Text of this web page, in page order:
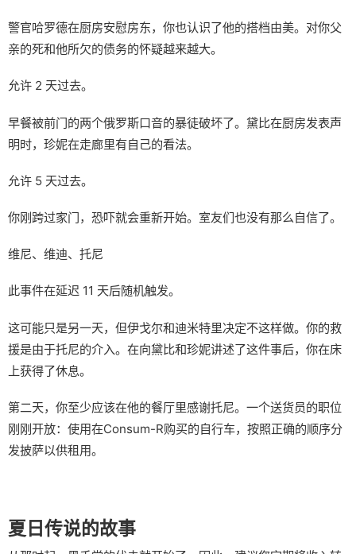
警官哈罗德在厨房安慰房东，你也认识了他的搭档由美。对你父
亲的死和他所欠的债务的怀疑越来越大。
允许 2 天过去。
早餐被前门的两个俄罗斯口音的暴徒破坏了。黛比在厨房发表声
明时，珍妮在走廊里有自己的看法。
允许 5 天过去。
你刚跨过家门，恐吓就会重新开始。室友们也没有那么自信了。
维尼、维迪、托尼
此事件在延迟 11 天后随机触发。
这可能只是另一天，但伊戈尔和迪米特里决定不这样做。你的救
援是由于托尼的介入。在向黛比和珍妮讲述了这件事后，你在床
上获得了休息。
第二天，你至少应该在他的餐厅里感谢托尼。一个送货员的职位
刚刚开放：使用在Consum-R购买的自行车，按照正确的顺序分
发披萨以供租用。
夏日传说的故事